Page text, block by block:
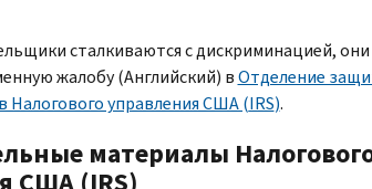
сталкиваются с дискриминацией,
жалобу (Английский) вОтделение
Налогового управления США (IRS).
материалы